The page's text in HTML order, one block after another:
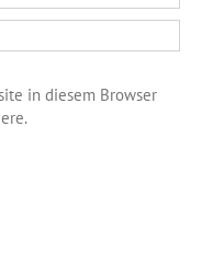
in diesem Browser